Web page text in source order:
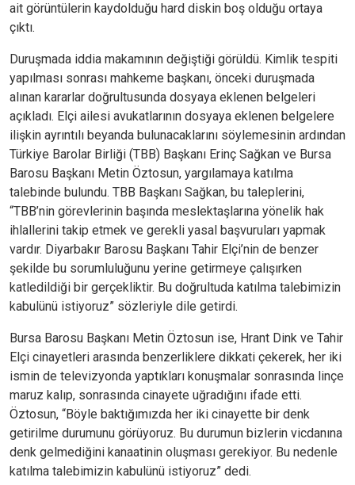
ait görüntülerin kaydolduğu hard diskin boş olduğu ortaya
çıktı.
Duruşmada iddia makamının değiştiği görüldü. Kimlik tespiti
yapılması sonrası mahkeme başkanı, önceki duruşmada
alınan kararlar doğrultusunda dosyaya eklenen belgeleri
açıkladı. Elçi ailesi avukatlarının dosyaya eklenen belgelere
ilişkin ayrıntılı beyanda bulunacaklarını söylemesinin ardından
Türkiye Barolar Birliği (TBB) Başkanı Erinç Sağkan ve Bursa
Barosu Başkanı Metin Öztosun, yargılamaya katılma
talebinde bulundu. TBB Başkanı Sağkan, bu taleplerini,
“TBB’nin görevlerinin başında meslektaşlarına yönelik hak
ihlallerini takip etmek ve gerekli yasal başvuruları yapmak
vardır. Diyarbakır Barosu Başkanı Tahir Elçi’nin de benzer
şekilde bu sorumluluğunu yerine getirmeye çalışırken
katledildiği bir gerçekliktir. Bu doğrultuda katılma talebimizin
kabulünü istiyoruz” sözleriyle dile getirdi.
Bursa Barosu Başkanı Metin Öztosun ise, Hrant Dink ve Tahir
Elçi cinayetleri arasında benzerliklere dikkati çekerek, her iki
ismin de televizyonda yaptıkları konuşmalar sonrasında linçe
maruz kalıp, sonrasında cinayete uğradığını ifade etti.
Öztosun, “Böyle baktığımızda her iki cinayette bir denk
getirilme durumunu görüyoruz. Bu durumun bizlerin vicdanına
denk gelmediğini kanaatinin oluşması gerekiyor. Bu nedenle
katılma talebimizin kabulünü istiyoruz” dedi.